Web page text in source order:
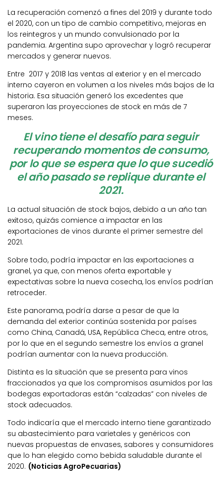
La recuperación comenzó a fines del 2019 y durante todo
el 2020, con un tipo de cambio competitivo, mejoras en
los reintegros y un mundo convulsionado por la
pandemia. Argentina supo aprovechar y logró recuperar
mercados y generar nuevos.
Entre 2017 y 2018 las ventas al exterior y en el mercado
interno cayeron en volumen a los niveles más bajos de la
historia. Esa situación generó los excedentes que
superaron las proyecciones de stock en más de 7
meses.
El vino tiene el desafío para seguir
recuperando momentos de consumo,
por lo que se espera que lo que sucedió
el año pasado se replique durante el
2021.
La actual situación de stock bajos, debido a un año tan
exitoso, quizás comience a impactar en las
exportaciones de vinos durante el primer semestre del
2021.
Sobre todo, podría impactar en las exportaciones a
granel, ya que, con menos oferta exportable y
expectativas sobre la nueva cosecha, los envíos podrían
retroceder.
Este panorama, podría darse a pesar de que la
demanda del exterior continúa sostenida por países
como China, Canadá, USA, República Checa, entre otros,
por lo que en el segundo semestre los envíos a granel
podrían aumentar con la nueva producción.
Distinta es la situación que se presenta para vinos
fraccionados ya que los compromisos asumidos por las
bodegas exportadoras están “calzadas” con niveles de
stock adecuados.
Todo indicaría que el mercado interno tiene garantizado
su abastecimiento para varietales y genéricos con
nuevas propuestas de envases, sabores y consumidores
que lo han elegido como bebida saludable durante el
2020. (Noticias AgroPecuarias)